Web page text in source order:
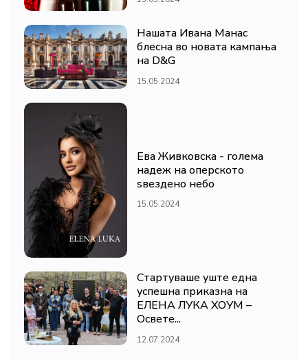
Нашата Ивана Манас
блесна во новата кампања
на D&G
15.05.2024
Ева Живковска - голема
надеж на оперското
ѕвездено небо
15.05.2024
Стартуваше уште една
успешна приказна на
ЕЛЕНА ЛУКА ХОУМ –
Освете...
12.07.2024